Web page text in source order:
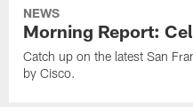
NEWS
Morning Report:
Catch up on the latest San
by Cisco.